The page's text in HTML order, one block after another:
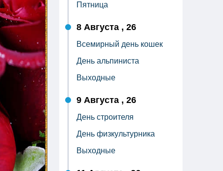
Пятница
8 Августа , 26
Всемирный день кошек
День альпиниста
Выходные
9 Августа , 26
День строителя
День физкультурника
Выходные